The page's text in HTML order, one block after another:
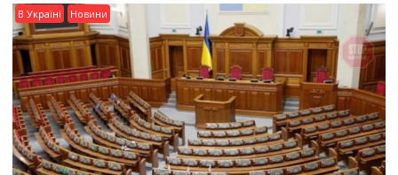
В Україні Новини